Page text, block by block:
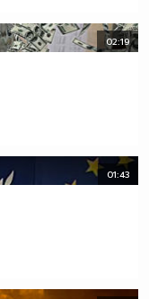
02:19
01:43